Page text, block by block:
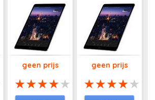
geen prijs geen prijs